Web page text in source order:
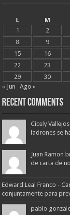
L
M
1
2
8
9
15
16
22
23
29
30
« Jun
Ago »
Recent Comments
Cicely
ladrones se
Juan Ramon
de carta de
Edward Leal Franco -
conjuntamente para
pablo